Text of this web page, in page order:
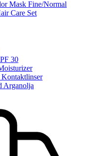
Mask Fine/Normal
Care Set
30
Arganolja